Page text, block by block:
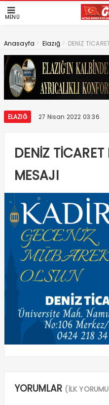
MENÜ
Anasayfa > Elazığ > DENİZ
ELAZIĞ 27 Nisan 2022 03:36
DENİZ
MESAJI
YORUMLAR (İLK